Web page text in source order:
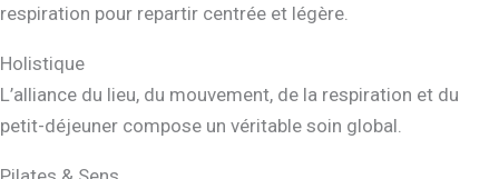
respiration pour repartir centrée et légère.
Holistique
L’alliance du lieu, du mouvement, de la respiration et du
petit-déjeuner compose un véritable soin global.